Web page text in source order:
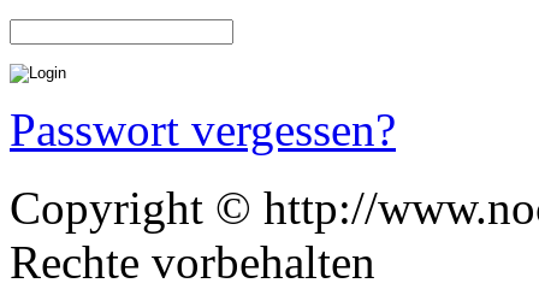
Passwort vergessen?
Copyright © http://
Rechte vorbehalten